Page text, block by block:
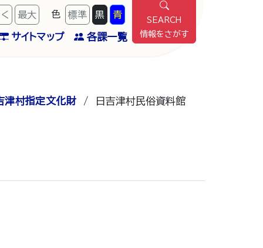
最大 色 標準 黒 青
サイトマップ 各課一覧
SEARCH
情報をさがす
津村指定文化財/ 日吉津村民俗資料館